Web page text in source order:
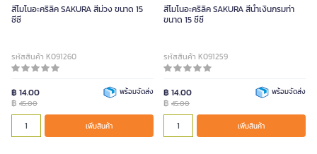
สีโมโนอะคริลิค SAKURA สีม่วง ขนาด 15
ซีซี
รหัสสินค้า K091260
฿ 14.00
฿ 45.00
พร้อมจัดส่ง
เพิ่มสินค้า
สีโมโนอะคริลิค SAKURA สีน้ำเงินกรมท่า
ขนาด 15 ซีซี
รหัสสินค้า K091259
฿ 14.00
฿ 45.00
พร้อมจัดส่ง
เพิ่มสินค้า